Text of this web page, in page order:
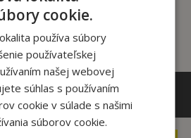
cookie.
používa súbory
používateľskej
našej webovej
súhlas s používaním
cookie v súlade s našimi
súborov cookie.